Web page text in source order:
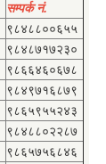
सम्पर्क नं.
९८४८८००६५५
९८४८७१७२३०
९८६६४६०६७८
९८४९७१६८७९
९८६५९५५२४३
९८४८८०२२८७
९८६५७५६८४६